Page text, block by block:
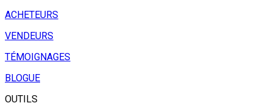
ACHETEURS
VENDEURS
TÉMOIGNAGES
BLOGUE
OUTILS